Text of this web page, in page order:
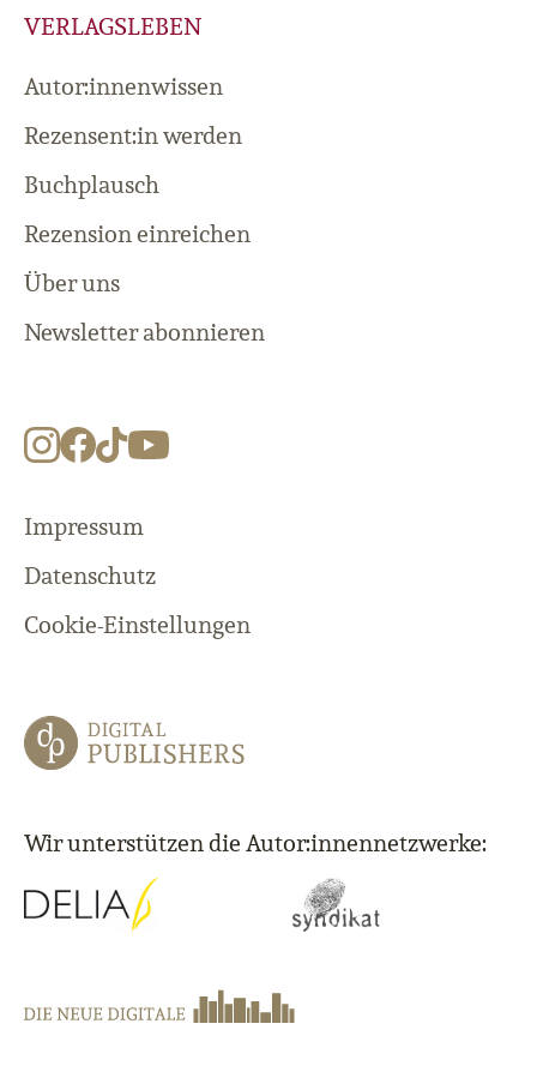
VERLAGSLEBEN
Autor:innenwissen
Rezensent:in werden
Buchplausch
Rezension einreichen
Über uns
Newsletter abonnieren
Impressum
Datenschutz
Cookie-Einstellungen
Wir unterstützen die Autor:innennetzwerke: